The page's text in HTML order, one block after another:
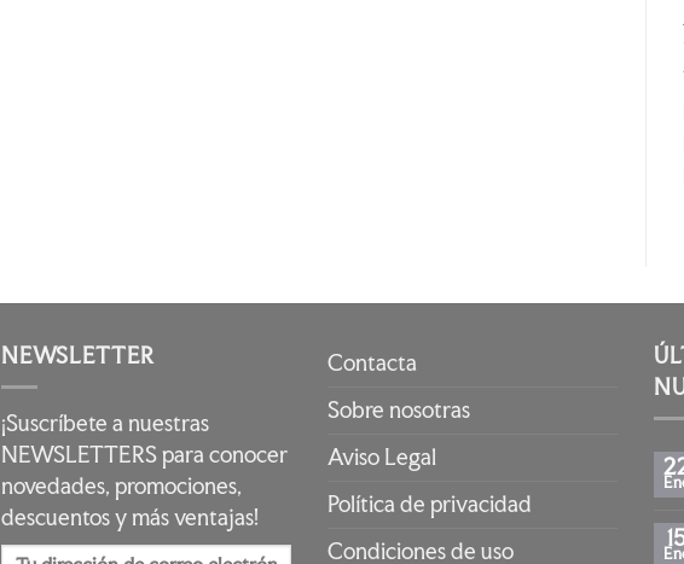
NEWSLETTER
¡Suscríbete a nuestras
NEWSLETTERS para conocer
novedades, promociones,
descuentos y más ventajas!
Contacta
Sobre nosotras
Aviso Legal
Política de privacidad
Condiciones de uso